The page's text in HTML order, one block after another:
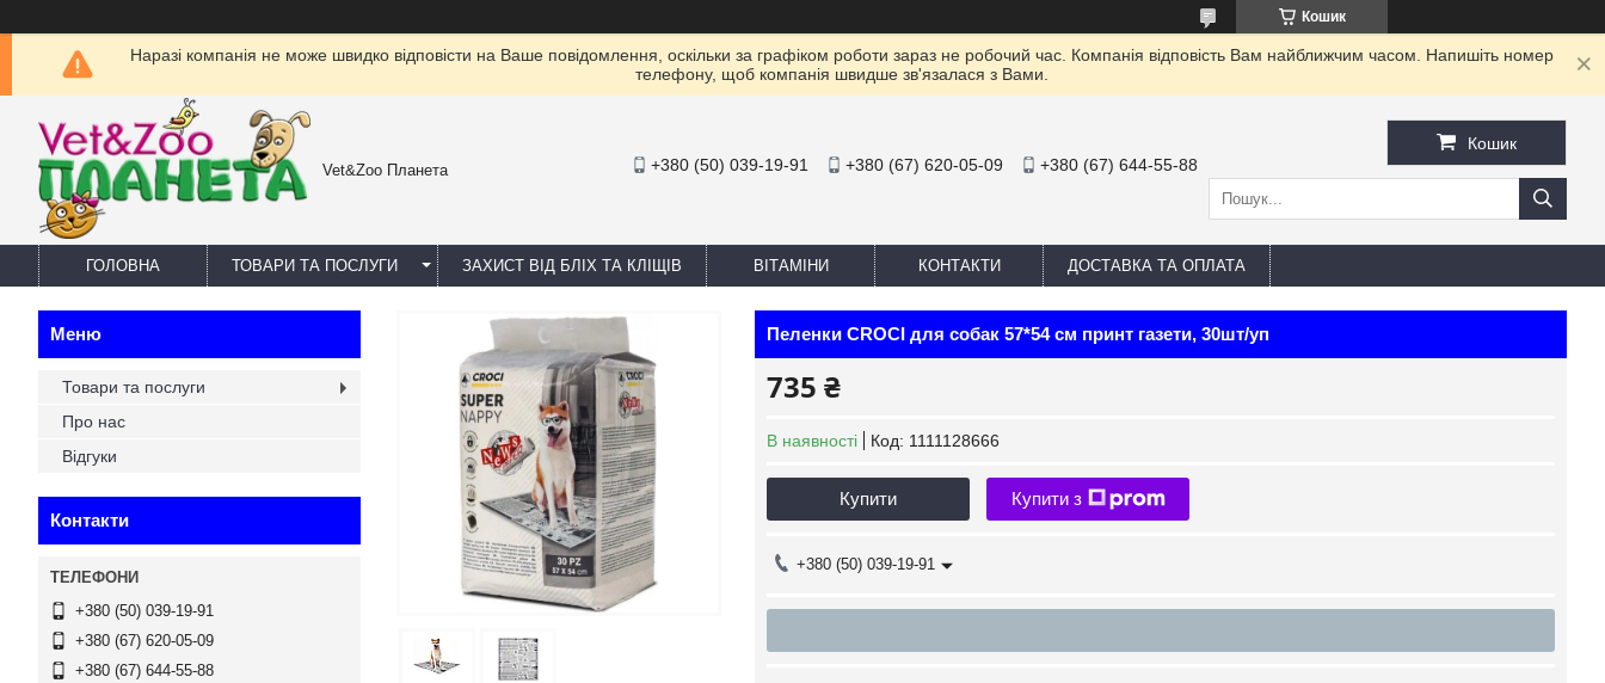
Кошик
Наразі компанія не може швидко відповісти на Ваше повідомлення, оскільки за графіком роботи зараз не робочий час. Компанія відповість Вам найближчим часом. Напишіть номер
телефону, щоб компанія швидше зв'язалася з Вами.
Vet&Zoo Планета +380 (50) 039-19-91 +380 (67) 620-05-09 +380 (67) 644-55-88
Кошик
ГОЛОВНА ТОВАРИ ТА ПОСЛУГИ ЗАХИСТ ВІД БЛІХ ТА КЛІЩІВ ВІТАМІНИ КОНТАКТИ ДОСТАВКА ТА ОПЛАТА
Пеленки CROCI для собак 57*54 см принт газети, 30шт/уп
735 ₴
В наявності Код: 1111128666
Купити Купити з
+380 (50) 039-19-91
Товари та послуги
Про нас
Відгуки
Контакти
+380 (50) 039-19-91
+380 (67) 620-05-09
+380 (67) 644-55-88